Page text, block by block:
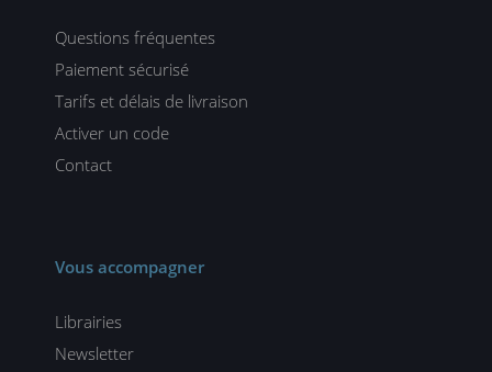
Questions fréquentes
Paiement sécurisé
Tarifs et délais de livraison
Activer un code
Contact
Vous accompagner
Librairies
Newsletter